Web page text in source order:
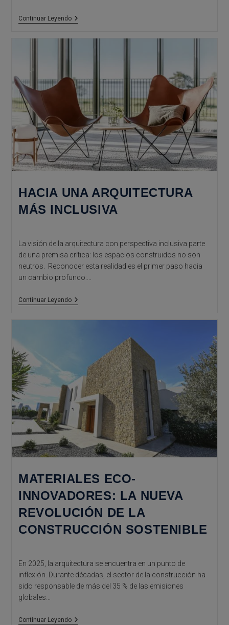
Continuar LeyendoMateriales
Arquitectura
Viva
HACIA UNA ARQUITECTURA
MÁS INCLUSIVA
La visión de la arquitectura con perspectiva inclusiva parte
de una premisa crítica: los espacios construidos no son
neutros. Reconocer esta realidad es el primer paso hacia
un cambio profundo:…
Continuar LeyendoHacia
MATERIALES ECO-
INNOVADORES: LA NUEVA
REVOLUCIÓN DE LA
CONSTRUCCIÓN SOSTENIBLE
En 2025, la arquitectura se encuentra en un punto de
inflexión. Durante décadas, el sector de la construcción ha
sido responsable de más del 35 % de las emisiones
globales…
Continuar LeyendoMateriales